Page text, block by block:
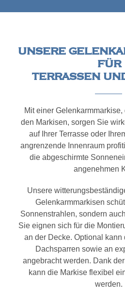
UNSERE
FÜR
TERRASSEN
Mit einer
den Markisen, sorgen Sie
auf Ihrer Terrasse oder
angrenzende Innenraum
die abgeschirmte
angenehmen
Unsere
Gelenkarmmarkisen
Sonnenstrahlen, sondern
Sie eignen sich für die
an der Decke. Optional kann
Dachsparren sowie an
angebracht werden. Dank
kann die Markise flexibel
werden.